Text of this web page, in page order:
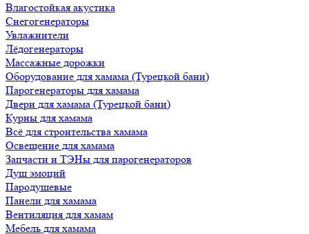
Влагостойкая акустика
Снегогенераторы
Увлажнители
Лёдогенераторы
Массажные дорожки
Оборудование для хамама (Турецкой бани)
Парогенераторы для хамама
Двери для хамама (Турецкой бани)
Курны для хамама
Всё для строительства хамама
Освещение для хамама
Запчасти и ТЭНы для парогенераторов
Душ эмоций
Пародушевые
Панели для хамама
Вентиляция для хамам
Мебель для хамама